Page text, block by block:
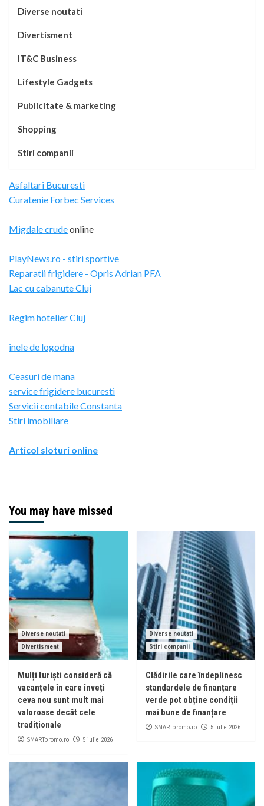
Diverse noutati
Divertisment
IT&C Business
Lifestyle Gadgets
Publicitate & marketing
Shopping
Stiri companii
Asfaltari Bucuresti
Curatenie Forbec Services
Migdale crudeonline
PlayNews.ro - stiri sportive
Reparatii frigidere - Opris Adrian PFA
Lac cu cabanute Cluj
Regim hotelier Cluj
inele de logodna
Ceasuri de mana
service frigidere bucuresti
Servicii contabile Constanta
Stiri imobiliare
Articol sloturi online
You may have missed
Diverse noutati
Divertisment
Mulți turiști consideră că
vacanțele în care înveți
ceva nou sunt mult mai
valoroase decât cele
tradiționale
SMARTpromo.ro 5 iulie 2026
Diverse noutati
Stiri companii
Clădirile care îndeplinesc
standardele de finanțare
verde pot obține condiții
mai bune de finanțare
SMARTpromo.ro 5 iulie 2026